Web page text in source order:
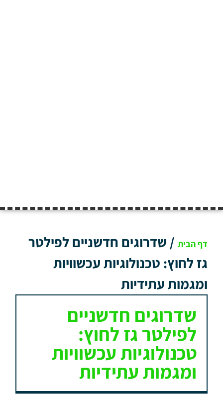
דף הבית / שדרוגים חדשניים לפילטר
גז לחוץ: טכנולוגיות עכשוויות
ומגמות עתידיות
שדרוגים חדשניים
לפילטר גז לחוץ:
טכנולוגיות עכשוויות
ומגמות עתידיות